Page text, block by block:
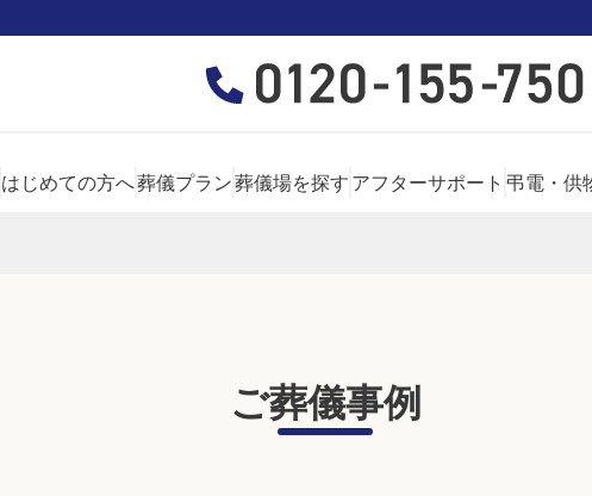
はじめての方へ葬儀プラン葬儀場を探す アフターサポート 弔電・供
ご葬儀事例